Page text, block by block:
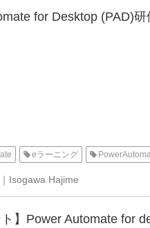
for Desktop (PAD)
eラーニング
Isogawa Hajime
ト】Power Automate for